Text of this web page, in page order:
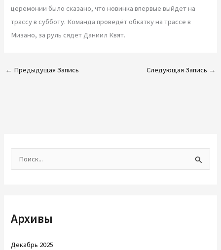
церемонии было сказано, что новинка впервые выйдет на
трассу в субботу. Команда проведёт обкатку на трассе в
Мизано, за руль сядет Даниил Квят.
← Предыдущая Запись Следующая Запись →
к
Архивы
Декабрь 2025